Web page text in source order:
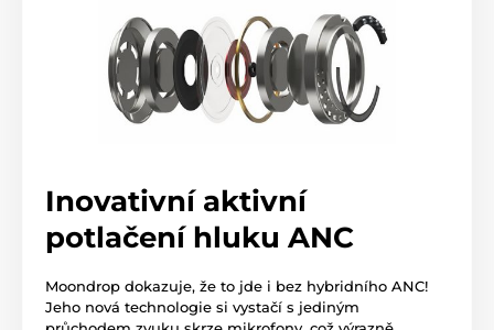
Inovativní aktivní
potlačení hluku ANC
Moondrop dokazuje, že to jde i bez hybridního ANC!
Jeho nová technologie si vystačí s jediným